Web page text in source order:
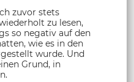
zuvor stets
zu lesen,
so negativ auf den
wie es in den
wurde. Und
Grund, in